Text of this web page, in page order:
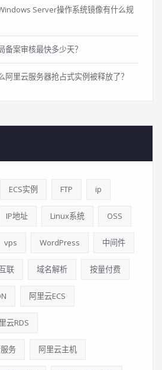
Server操作系统镜像有什么规
备案审核最快多少天？
阿里云服务器抢占式实例被释放了？
ECS实例 FTP ip
IP地址 Linux系统 OSS
vps WordPress 中间件
联 域名解析 按量付费
阿里云ECS
云RDS
务 阿里云主机